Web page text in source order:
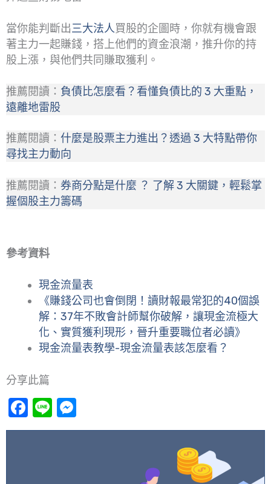
當你能判斷出三大法人買股的企圖時，你就有機會跟
著主力一起賺錢，搭上他們的資金浪潮，推升你的持
股上漲，與他們共同賺取獲利。
推薦閱讀： 負債比怎麼看？看懂負債比的 3 大重點，
遠離地雷股
推薦閱讀： 什麼是股票主力進出？透過 3 大特點帶你
尋找主力動向
推薦閱讀： 券商分點是什麼 ？ 了解 3 大關鍵，輕鬆掌
握個股主力籌碼
參考資料
現金流量表
《賺錢公司也會倒閉！讀財報最常犯的40個誤
解：37年不敗會計師幫你破解，讓現金流極大
化、實質獲利現形，晉升重要職位者必讀》
現金流量表教學-現金流量表該怎麼看？
分享此篇
Facebook
Line